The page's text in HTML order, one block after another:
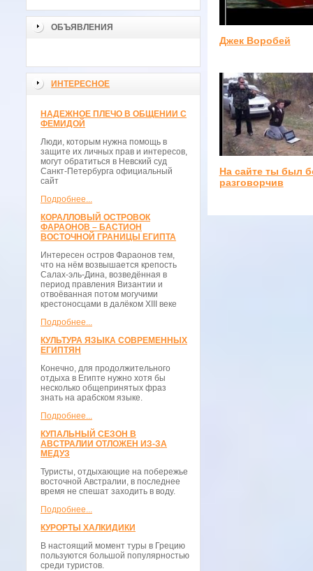
ОБЪЯВЛЕНИЯ
ИНТЕРЕСНОЕ
НАДЕЖНОЕ ПЛЕЧО В ОБЩЕНИИ С
ФЕМИДОЙ
Люди, которым нужна помощь в
защите их личных прав и интересов,
могут обратиться в Невский суд
Санкт-Петербурга официальный
сайт
Подробнее...
КОРАЛЛОВЫЙ ОСТРОВОК
ФАРАОНОВ – БАСТИОН
ВОСТОЧНОЙ ГРАНИЦЫ ЕГИПТА
Интересен остров Фараонов тем,
что на нём возвышается крепость
Салах-эль-Дина, возведённая в
период правления Византии и
отвоёванная потом могучими
крестоносцами в далёком XIII веке
Подробнее...
КУЛЬТУРА ЯЗЫКА СОВРЕМЕННЫХ
ЕГИПТЯН
Конечно, для продолжительного
отдыха в Египте нужно хотя бы
несколько общепринятых фраз
знать на арабском языке.
Подробнее...
КУПАЛЬНЫЙ СЕЗОН В
АВСТРАЛИИ ОТЛОЖЕН ИЗ-ЗА
МЕДУЗ
Туристы, отдыхающие на побережье
восточной Австралии, в последнее
время не спешат заходить в воду.
Подробнее...
КУРОРТЫ ХАЛКИДИКИ
В настоящий момент туры в Грецию
пользуются большой популярностью
среди туристов.
Джек Воробей
На сайте ты был
разговорчив